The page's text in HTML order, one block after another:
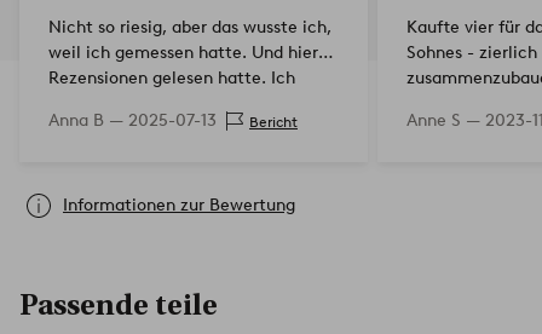
Nicht so riesig, aber das wusste ich,
weil ich gemessen hatte. Und hier
Rezensionen gelesen hatte. Ich
Schöne Farbe.
Anna B — 2025-07-13 Bericht
Kaufte vier für
Sohnes -
Anne S — 2023-
Informationen zur Bewertung
Passende teile